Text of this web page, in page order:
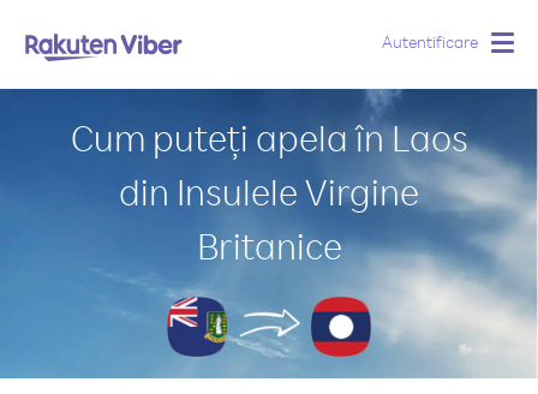
Autentificare
Cum puteți apela în Laos
din Insulele Virgine
Britanice